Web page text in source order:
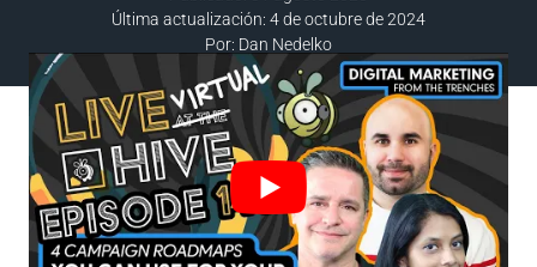
Última actualización: 4 de octubre de 2024
Por: Dan Nedelko